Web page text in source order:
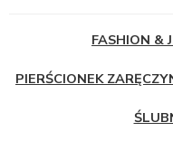
FASHION &
PIERŚCIONEK